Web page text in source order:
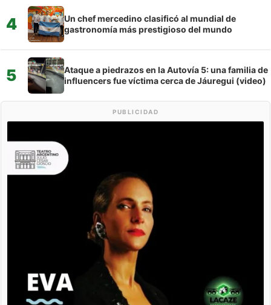
4
Un chef mercedino clasificó al mundial de
gastronomía más prestigioso del mundo
5
Ataque a piedrazos en la Autovía 5: una familia de
influencers fue víctima cerca de Jáuregui (video)
PUBLICIDAD